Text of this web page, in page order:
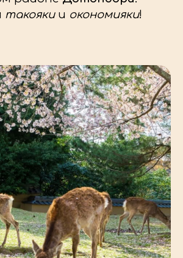
такоякии окономияки!